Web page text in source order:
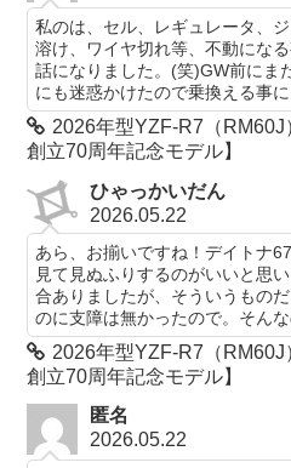
私のは、セル、レギュレータ、
溶け、ワイヤ切れ等、不動にな
話になりました。(笑)GW前にま
にも迷惑かけたので乗換える事
2026年型YZF-R7（
創立70周年記念モデル】
ひゃっかいだん
2026.05.22
あら、お揃いですね！デイトナ
見て見ぬふりするのがいいと思
合ありましたが、そういうもの
のに支障は無かったので。そんな
2026年型YZF-R7（
創立70周年記念モデル】
匿名
2026.05.22